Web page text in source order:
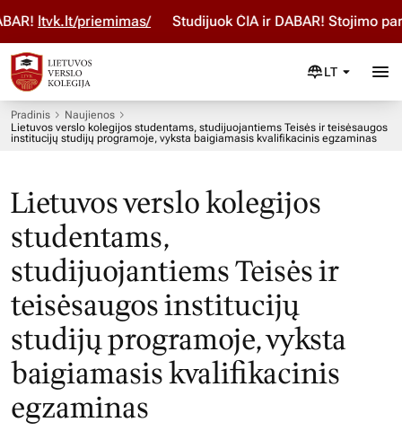
ltvk.lt/priemimas/ Studijuok ČIA ir DABAR! Stojimo
LT
Pradinis
Naujienos
Lietuvos verslo kolegijos studentams, studijuojantiems Teisės ir teisėsaugos
institucijų studijų programoje, vyksta baigiamasis kvalifikacinis egzaminas
Lietuvos verslo kolegijos
studentams,
studijuojantiems Teisės ir
teisėsaugos institucijų
studijų programoje, vyksta
baigiamasis kvalifikacinis
egzaminas